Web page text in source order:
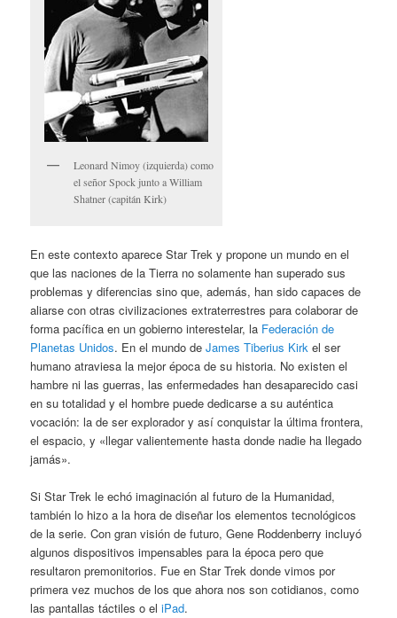
Leonard Nimoy (izquierda) como
el señor Spock junto a William
Shatner (capitán Kirk)
En este contexto aparece Star Trek y propone un mundo en el
que las naciones de la Tierra no solamente han superado sus
problemas y diferencias sino que, además, han sido capaces de
aliarse con otras civilizaciones extraterrestres para colaborar de
forma pacífica en un gobierno interestelar, la Federación de
Planetas Unidos. En el mundo deJames Tiberius Kirk el ser
humano atraviesa la mejor época de su historia. No existen el
hambre ni las guerras, las enfermedades han desaparecido casi
en su totalidad y el hombre puede dedicarse a su auténtica
vocación: la de ser explorador y así conquistar la última frontera,
el espacio, y «llegar valientemente hasta donde nadie ha llegado
jamás».
Si Star Trek le echó imaginación al futuro de la Humanidad,
también lo hizo a la hora de diseñar los elementos tecnológicos
de la serie. Con gran visión de futuro, Gene Roddenberry incluyó
algunos dispositivos impensables para la época pero que
resultaron premonitorios. Fue en Star Trek donde vimos por
primera vez muchos de los que ahora nos son cotidianos, como
las pantallas táctiles o eliPad.